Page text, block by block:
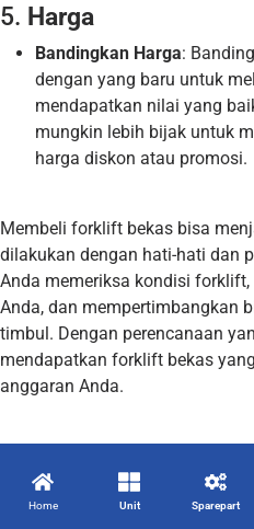
5. Harga
Bandingkan Harga:
dengan yang baru untuk
mendapatkan nilai yang
mungkin lebih bijak untuk
harga diskon atau promosi.
Membeli forklift bekas bisa
dilakukan dengan hati-hati dan
Anda memeriksa kondisi
Anda, dan mempertimbangkan
timbul. Dengan perencanaan
mendapatkan forklift bekas
anggaran Anda.
Home Unit Sparepart